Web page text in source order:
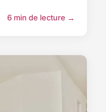
6 min de lecture →